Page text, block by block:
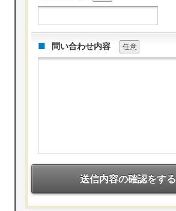
問い合わせ内容 任意
送信内容の確認をする